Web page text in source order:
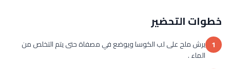
خطوات التحضير
1 يرش ملح على لب الكوسا ويوضع في مصفاة حتى يتم التخلص من
الماء .